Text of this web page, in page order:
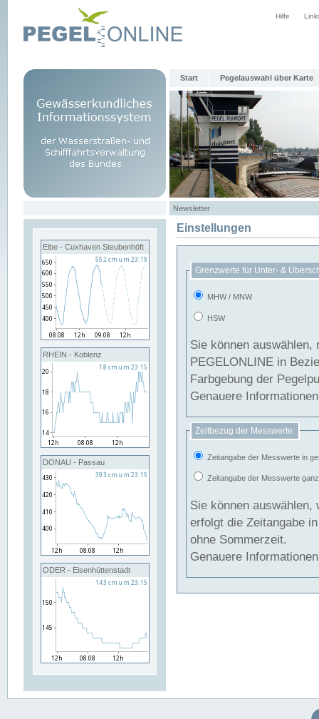
Hilfe
Start Pegelauswahl über Karte
Newsletter
Elbe - Cuxhaven Steubenhöft
RHEIN - Koblenz
DONAU - Passau
ODER - Eisenhüttenstadt
Einstellungen
Grenzwerte für Unter- &
MHW / MNW
HSW
Sie können
PEGELONLINE in Beziehung
Farbgebung der
Genauere
Zeitbezug der Messwerte:
Zeitangabe der Messwerte in
Zeitangabe der Messwerte
Sie können auswählen,
erfolgt die Zeitangabe
ohne Sommerzeit.
Genauere